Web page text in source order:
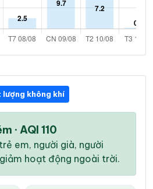
lượng không khí
· AQI 110
em, người già, người
hoạt động ngoài trời.